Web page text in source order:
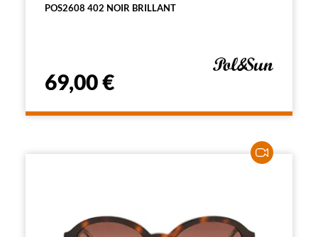
POS2608 402 NOIR BRILLANT
69,00 €